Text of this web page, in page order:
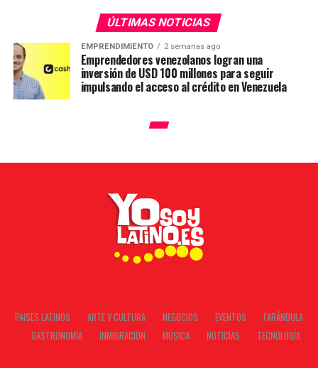
ÚLTIMAS NOTICIAS
EMPRENDIMIENTO 2 semanas ago
Emprendedores venezolanos logran una
inversión de USD 100 millones para seguir
impulsando el acceso al crédito en Venezuela
PAISES LATINOS ARTE Y CULTURA NEGOCIOS EVENTOS
FARÁNDULA
GASTRONOMÍA
INMIGRACIÓN MÚSICA NOTICIAS TECNOLOGÍA